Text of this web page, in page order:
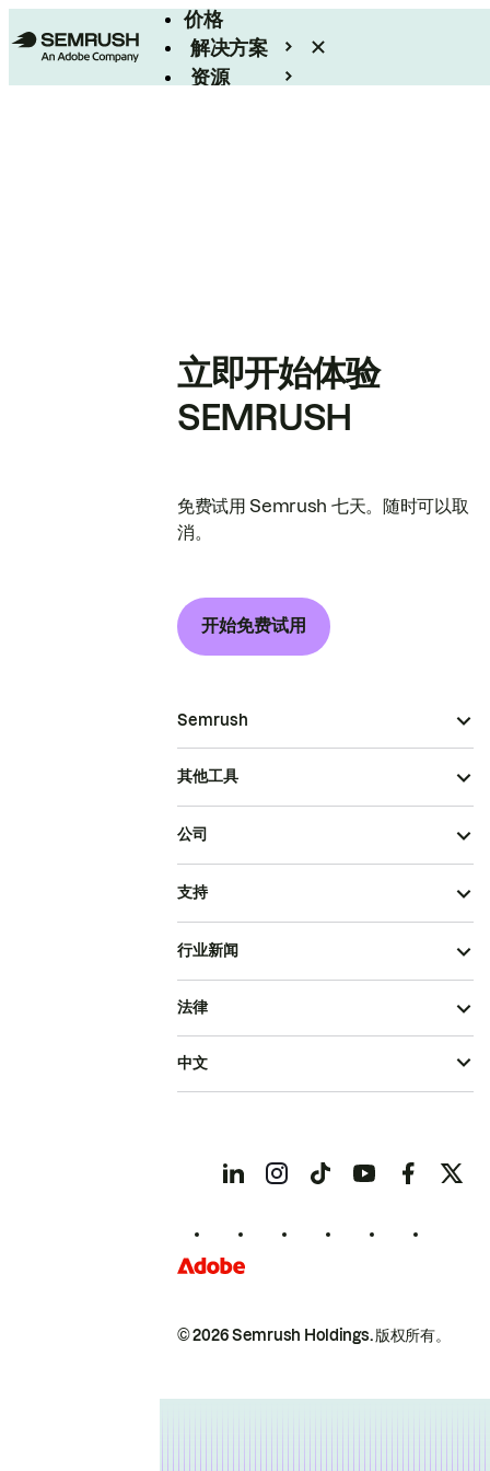
价格
解决方案
资源
立即开始体验
SEMRUSH
免费试用 Semrush 七天。随时可以取
消。
开始免费试用
Semrush
其他工具
公司
支持
行业新闻
© 2026 Semrush Holdings.版权所有。
法律
中文